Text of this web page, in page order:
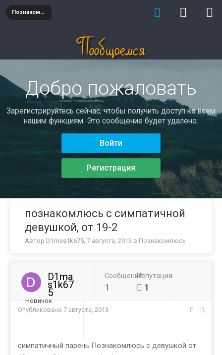
Познакомлюсь
Добро пожаловать
Зарегистрируйтесь сейчас, чтобы получить доступ ко всем
нашим функциям. Это сообщение будет удалено.
Войти
Регистрация
познакомлюсь с симпатичной
девушкой, от 19-2
Автор D1mas1k675, 7 августа, 2013 в Познакомлюсь
D1ma
s1k67
5
Новичок
Сообщений
1
Репутация
1
Опубликовано 7 августа, 2013
симпатичный парень Познакомлюсь с девушкой от